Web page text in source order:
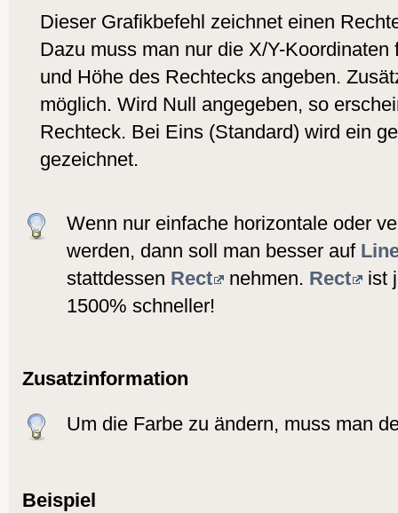
Dieser Grafikbefehl zeichnet einen
Dazu muss man nur die X/Y-
und Höhe des Rechtecks angeben.
möglich. Wird Null angegeben, so
Rechteck. Bei Eins (Standard) wird ein
gezeichnet.
Wenn nur einfache horizontale oder
werden, dann soll man besser auf
stattdessen Rect nehmen. Rect
ist
1500% schneller!
Zusatzinformation
Um die Farbe zu ändern, muss man
Beispiel